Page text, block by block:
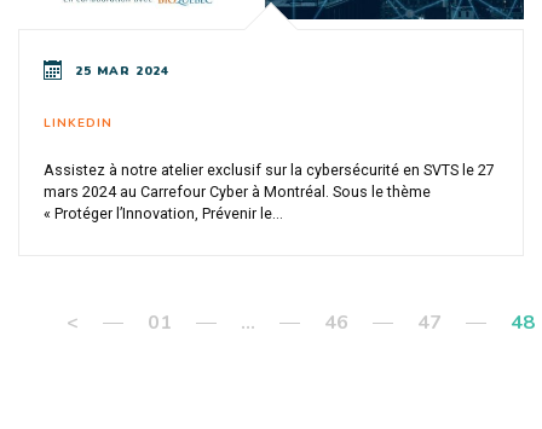
25 MAR 2024
LINKEDIN
Assistez à notre atelier exclusif sur la cybersécurité en SVTS le 27
mars 2024 au Carrefour Cyber à Montréal. Sous le thème
« Protéger l’Innovation, Prévenir le...
< 01 … 46 47 48